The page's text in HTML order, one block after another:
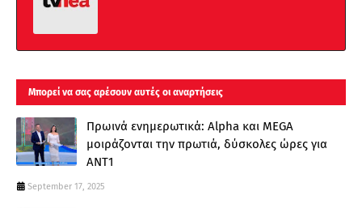
Μπορεί να σας αρέσουν αυτές οι αναρτήσεις
Πρωινά ενημερωτικά: Alpha και MEGA
μοιράζονται την πρωτιά, δύσκολες ώρες για
ΑΝΤ1
September 17, 2025